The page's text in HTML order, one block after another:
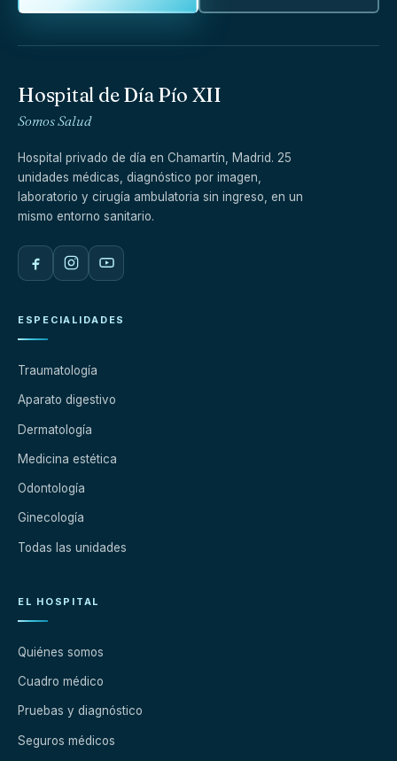
Hospital de Día Pío XII
Somos Salud
Hospital privado de día en Chamartín, Madrid. 25
unidades médicas, diagnóstico por imagen,
laboratorio y cirugía ambulatoria sin ingreso, en un
mismo entorno sanitario.
ESPECIALIDADES
Traumatología
Aparato digestivo
Dermatología
Medicina estética
Odontología
Ginecología
Todas las unidades
EL HOSPITAL
Quiénes somos
Cuadro médico
Pruebas y diagnóstico
Seguros médicos